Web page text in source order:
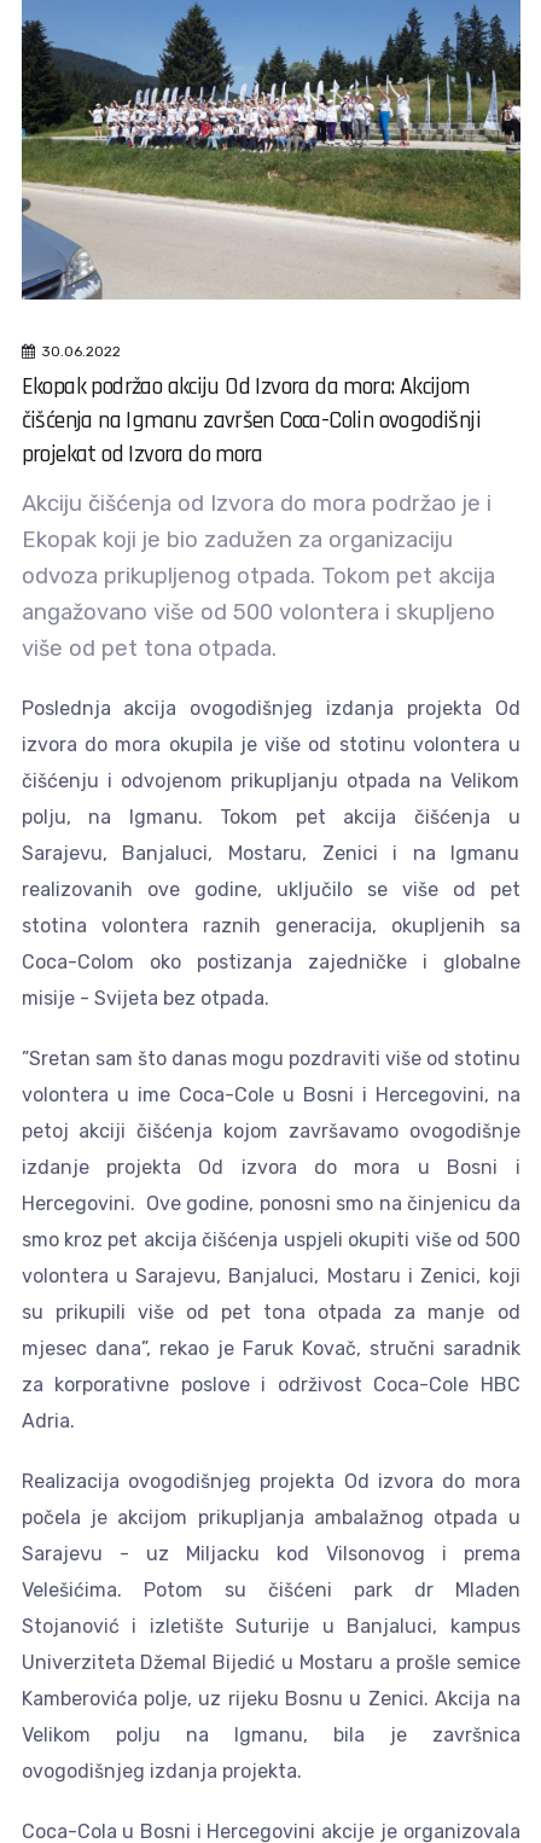
30.06.2022
Ekopak podržao akciju Od Izvora da mora: Akcijom
čišćenja na Igmanu završen Coca-Colin ovogodišnji
projekat od Izvora do mora
Akciju čišćenja od Izvora do mora podržao je i
Ekopak koji je bio zadužen za organizaciju
odvoza prikupljenog otpada. Tokom pet akcija
angažovano više od 500 volontera i skupljeno
više od pet tona otpada.
Poslednja akcija ovogodišnjeg izdanja projekta Od
izvora do mora okupila je više od stotinu volontera u
čišćenju i odvojenom prikupljanju otpada na Velikom
polju, na Igmanu. Tokom pet akcija čišćenja u
Sarajevu, Banjaluci, Mostaru, Zenici i na Igmanu
realizovanih ove godine, uključilo se više od pet
stotina volontera raznih generacija, okupljenih sa
Coca-Colom oko postizanja zajedničke i globalne
misije - Svijeta bez otpada.
”Sretan sam što danas mogu pozdraviti više od stotinu
volontera u ime Coca-Cole u Bosni i Hercegovini, na
petoj akciji čišćenja kojom završavamo ovogodišnje
izdanje projekta Od izvora do mora u Bosni i
Hercegovini. Ove godine, ponosni smo na činjenicu da
smo kroz pet akcija čišćenja uspjeli okupiti više od 500
volontera u Sarajevu, Banjaluci, Mostaru i Zenici, koji
su prikupili više od pet tona otpada za manje od
mjesec dana”, rekao je Faruk Kovač, stručni saradnik
za korporativne poslove i održivost Coca-Cole HBC
Adria.
Realizacija ovogodišnjeg projekta Od izvora do mora
počela je akcijom prikupljanja ambalažnog otpada u
Sarajevu - uz Miljacku kod Vilsonovog i prema
Velešićima. Potom su čišćeni park dr Mladen
Stojanović i izletište Suturije u Banjaluci, kampus
Univerziteta Džemal Bijedić u Mostaru a prošle semice
Kamberovića polje, uz rijeku Bosnu u Zenici. Akcija na
Velikom polju na Igmanu, bila je završnica
ovogodišnjeg izdanja projekta.
Coca-Cola u Bosni i Hercegovini akcije je organizovala